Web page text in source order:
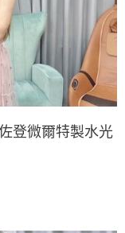
登微爾特製水光